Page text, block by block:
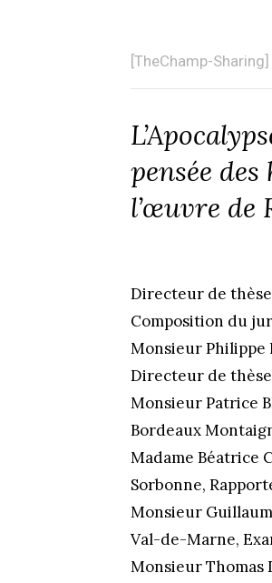
[TheChamp-Sharing]
pensée
l’œuvre de
Directeur de
Composition du
Monsieur Philippe
Directeur de thèse
Monsieur Patrice
Bordeaux
Madame Béatrice
Sorbonne,
Monsieur
Val-de-Marne,
Monsieur Thomas